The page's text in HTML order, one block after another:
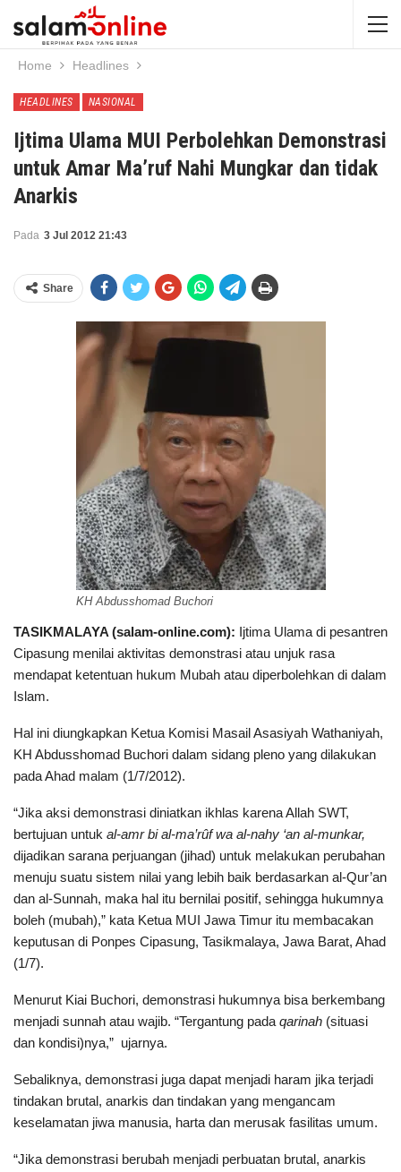
Home Headlines
HEADLINES NASIONAL
Ijtima Ulama MUI Perbolehkan Demonstrasi
untuk Amar Ma’ruf Nahi Mungkar dan tidak
Anarkis
Pada 3 Jul 2012 21:43
Share
KH Abdusshomad Buchori
TASIKMALAYA (salam-online.com): Ijtima Ulama di pesantren
Cipasung menilai aktivitas demonstrasi atau unjuk rasa
mendapat ketentuan hukum Mubah atau diperbolehkan di dalam
Islam.
Hal ini diungkapkan Ketua Komisi Masail Asasiyah Wathaniyah,
KH Abdusshomad Buchori dalam sidang pleno yang dilakukan
pada Ahad malam (1/7/2012).
“Jika aksi demonstrasi diniatkan ikhlas karena Allah SWT,
bertujuan untuk al-amr bi al-ma’rûf wa al-nahy ‘an al-munkar,
dijadikan sarana perjuangan (jihad) untuk melakukan perubahan
menuju suatu sistem nilai yang lebih baik berdasarkan al-Qur’an
dan al-Sunnah, maka hal itu bernilai positif, sehingga hukumnya
boleh (mubah),” kata Ketua MUI Jawa Timur itu membacakan
keputusan di Ponpes Cipasung, Tasikmalaya, Jawa Barat, Ahad
(1/7).
Menurut Kiai Buchori, demonstrasi hukumnya bisa berkembang
menjadi sunnah atau wajib. “Tergantung pada qarinah (situasi
dan kondisi)nya,” ujarnya.
Sebaliknya, demonstrasi juga dapat menjadi haram jika terjadi
tindakan brutal, anarkis dan tindakan yang mengancam
keselamatan jiwa manusia, harta dan merusak fasilitas umum.
“Jika demonstrasi berubah menjadi perbuatan brutal, anarkis